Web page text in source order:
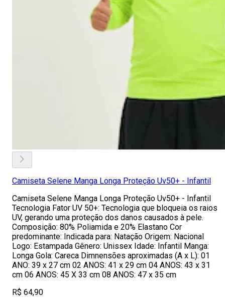
Camiseta Selene Manga Longa Proteção Uv50+ - Infantil
Camiseta Selene Manga Longa Proteção Uv50+ - Infantil
Tecnologia Fator UV 50+: Tecnologia que bloqueia os raios
UV, gerando uma proteção dos danos causados à pele.
Composição: 80% Poliamida e 20% Elastano Cor
predominante: Indicada para: Natação Origem: Nacional
Logo: Estampada Gênero: Unissex Idade: Infantil Manga:
Longa Gola: Careca Dimnensões aproximadas (A x L): 01
ANO: 39 x 27 cm 02 ANOS: 41 x 29 cm 04 ANOS: 43 x 31
cm 06 ANOS: 45 X 33 cm 08 ANOS: 47 x 35 cm
R$ 64,90